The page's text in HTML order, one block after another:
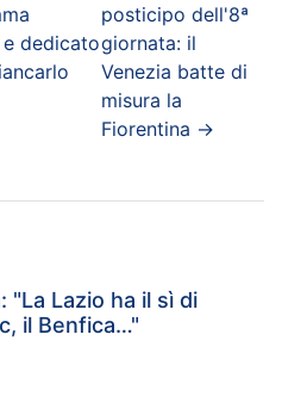
dedicato
posticipo dell'8ª
giornata: il
Venezia batte di
misura la
Fiorentina →
"La Lazio ha il sì di
il Benfica…"